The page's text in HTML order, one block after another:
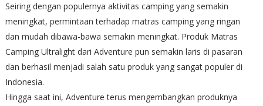
Seiring dengan populernya aktivitas camping yang semakin
meningkat, permintaan terhadap matras camping yang ringan
dan mudah dibawa-bawa semakin meningkat. Produk Matras
Camping Ultralight dari Adventure pun semakin laris di pasaran
dan berhasil menjadi salah satu produk yang sangat populer di
Indonesia.
Hingga saat ini, Adventure terus mengembangkan produknya